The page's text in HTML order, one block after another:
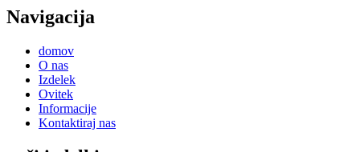
Navigacija
domov
O nas
Izdelek
Ovitek
Informacije
Kontaktiraj nas